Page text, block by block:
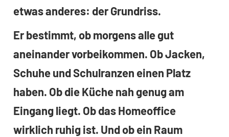
etwas anderes: der Grundriss.
Er bestimmt, ob morgens alle gut
aneinander vorbeikommen. Ob Jacken,
Schuhe und Schulranzen einen Platz
haben. Ob die Küche nah genug am
Eingang liegt. Ob das Homeoffice
wirklich ruhig ist. Und ob ein Raum